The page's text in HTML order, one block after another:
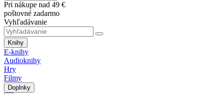
Pri nákupe nad 49 €
poštovné zadarmo
Vyhľadávanie
Knihy
E-knihy
Audioknihy
Hry
Filmy
Doplnky